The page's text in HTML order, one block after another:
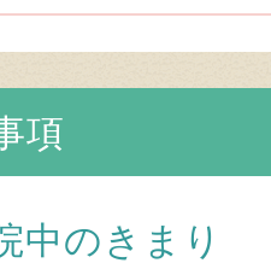
項
中のきまり